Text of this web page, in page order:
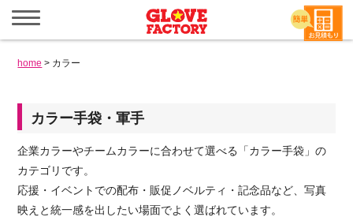
メ
ニ
ュ
を
home > カラー
カラー手袋・軍手
企業カラーやチームカラーに合わせて選べる「カラー手袋」の
カテゴリです。
応援・イベントでの配布・販促ノベルティ・記念品など、写真
映えと統一感を出したい場面でよく選ばれています。